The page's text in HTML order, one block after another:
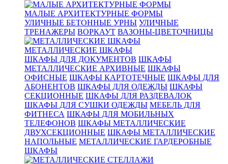
МАЛЫЕ АРХИТЕКТУРНЫЕ ФОРМЫ
УЛИЧНЫЕ БЕТОННЫЕ УРНЫ УЛИЧНЫЕ
ТРЕНАЖЕРЫ ВОРКАУТ ВАЗОНЫ-ЦВЕТОЧНИЦЫ
МЕТАЛЛИЧЕСКИЕ ШКАФЫ
ШКАФЫ ДЛЯ ДОКУМЕНТОВ ШКАФЫ
МЕТАЛЛИЧЕСКИЕ АРХИВНЫЕ ШКАФЫ
ОФИСНЫЕ ШКАФЫ КАРТОТЕЧНЫЕ ШКАФЫ ДЛЯ
АБОНЕНТОВ ШКАФЫ ДЛЯ ОДЕЖДЫ ШКАФЫ
СЕКЦИОННЫЕ ШКАФЫ ДЛЯ РАЗДЕВАЛОК
ШКАФЫ ДЛЯ СУШКИ ОДЕЖДЫ МЕБЕЛЬ ДЛЯ
ФИТНЕСА ШКАФЫ ДЛЯ МОБИЛЬНЫХ
ТЕЛЕФОНОВ ШКАФЫ МЕТАЛЛИЧЕСКИЕ
ДВУХСЕКЦИОННЫЕ ШКАФЫ МЕТАЛЛИЧЕСКИЕ
НАПОЛЬНЫЕ МЕТАЛЛИЧЕСКИЕ ГАРДЕРОБНЫЕ
ШКАФЫ